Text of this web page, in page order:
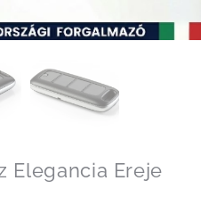
Elegancia Ereje